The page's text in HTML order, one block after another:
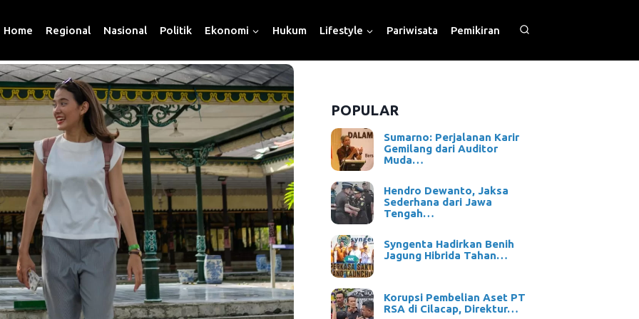
Home Regional Nasional Politik Ekonomi Hukum Lifestyle Pariwisata Pemikiran
POPULAR
Sumarno: Perjalanan Karir
Gemilang dari Auditor
Muda…
Hendro Dewanto, Jaksa
Sederhana dari Jawa
Tengah…
Syngenta Hadirkan Benih
Jagung Hibrida Tahan…
Korupsi Pembelian Aset PT
RSA di Cilacap, Direktur…